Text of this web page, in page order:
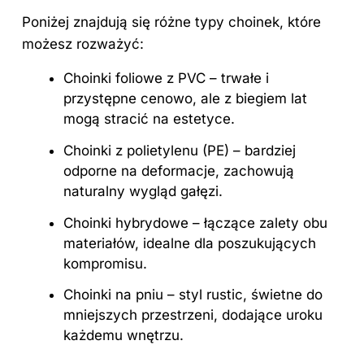
Poniżej znajdują się różne typy choinek, które
możesz rozważyć:
Choinki foliowe z PVC – trwałe i
przystępne cenowo, ale z biegiem lat
mogą stracić na estetyce.
Choinki z polietylenu (PE) – bardziej
odporne na deformacje, zachowują
naturalny wygląd gałęzi.
Choinki hybrydowe – łączące zalety obu
materiałów, idealne dla poszukujących
kompromisu.
Choinki na pniu – styl rustic, świetne do
mniejszych przestrzeni, dodające uroku
każdemu wnętrzu.